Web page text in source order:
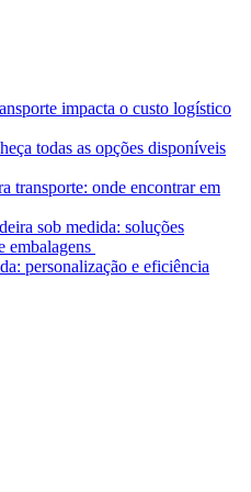
impacta o custo logístico
todas as opções disponíveis
transporte: onde encontrar em
sob medida: soluções
embalagens
personalização e eficiência